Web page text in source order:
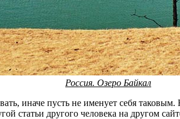
Россия. Озеро Байкал
иначе пусть не именует себя таковым.
статьи другого человека на другом